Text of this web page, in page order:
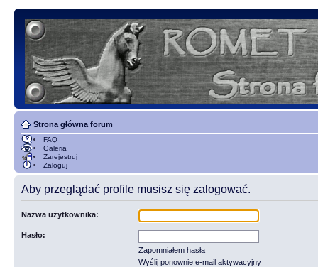
Strona główna forum
FAQ
Galeria
Zarejestruj
Zaloguj
Aby przeglądać profile musisz się zalogować.
Nazwa użytkownika:
Hasło:
Zapomniałem hasła
Wyślij ponownie e-mail aktywacyjny